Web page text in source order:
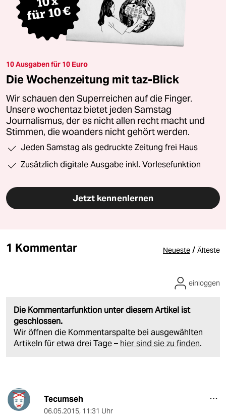
10 Ausgaben für 10 Euro
Die Wochenzeitung mit taz-Blick
Wir schauen den Superreichen auf die Finger.
Unsere wochentaz bietet jeden Samstag
Journalismus, der es nicht allen recht macht und
Stimmen, die woanders nicht gehört werden.
Jeden Samstag als gedruckte Zeitung frei Haus
Zusätzlich digitale Ausgabe inkl. Vorlesefunktion
Jetzt kennenlernen
1 Kommentar Neueste / Älteste
Die Kommentarfunktion unter diesem Artikel ist
geschlossen.
Wir öffnen die Kommentarspalte bei ausgewählten
Artikeln für etwa drei Tage – hier sind sie zu finden.
einloggen
Tecumseh
06.05.2015, 11:31 Uhr